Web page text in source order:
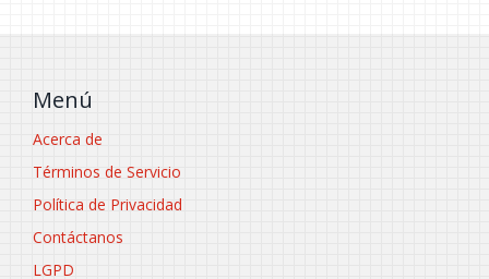
Menú
Acerca de
Términos de Servicio
Política de Privacidad
Contáctanos
LGPD